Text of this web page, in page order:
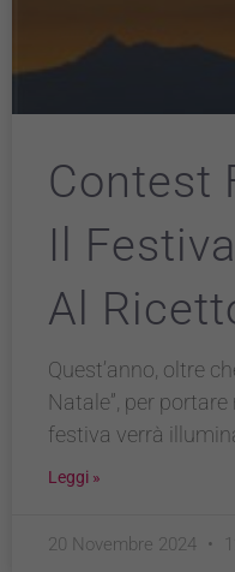
Contest
Il
Al
Quest’anno, oltre
Natale”, per
festiva verrà
Leggi »
20 Novembre 2024